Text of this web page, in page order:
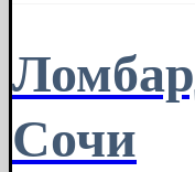
Сочи